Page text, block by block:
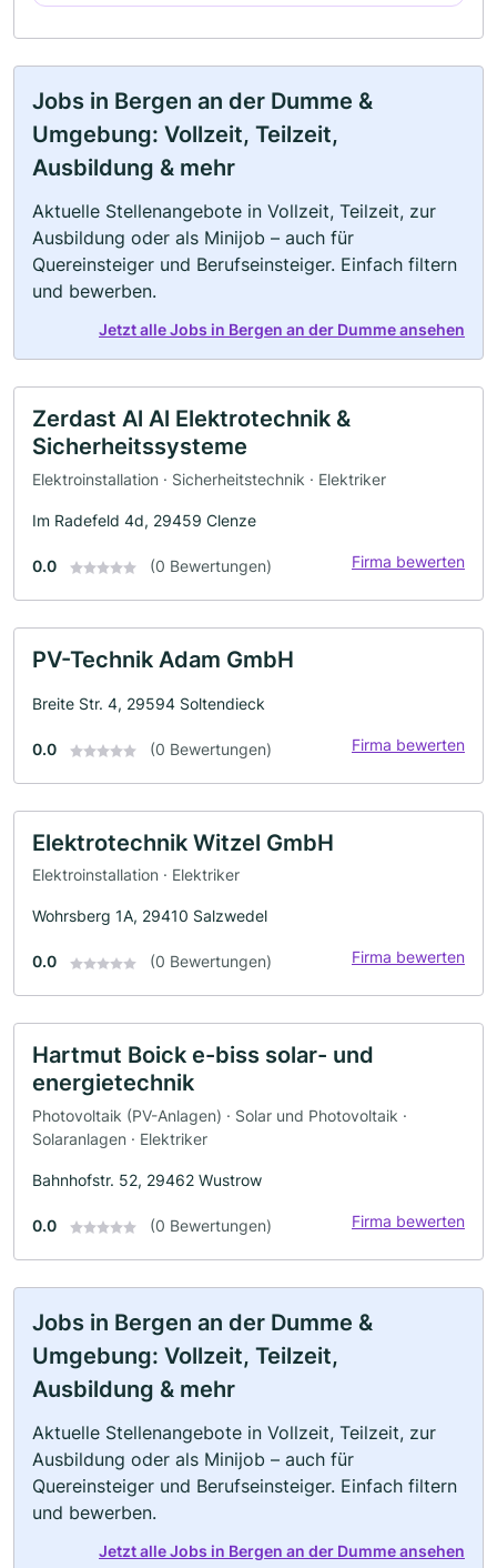
Jobs in Bergen an der Dumme &
Umgebung: Vollzeit, Teilzeit,
Ausbildung & mehr
Aktuelle Stellenangebote in Vollzeit, Teilzeit, zur
Ausbildung oder als Minijob – auch für
Quereinsteiger und Berufseinsteiger. Einfach filtern
und bewerben.
Jetzt alle Jobs in Bergen an der Dumme ansehen
Zerdast Al Al Elektrotechnik &
Sicherheitssysteme
Elektroinstallation · Sicherheitstechnik · Elektriker
Im Radefeld 4d, 29459 Clenze
0.0 (0 Bewertungen) Firma bewerten
PV-Technik Adam GmbH
Breite Str. 4, 29594 Soltendieck
0.0 (0 Bewertungen) Firma bewerten
Elektrotechnik Witzel GmbH
Elektroinstallation · Elektriker
Wohrsberg 1A, 29410 Salzwedel
0.0 (0 Bewertungen) Firma bewerten
Hartmut Boick e-biss solar- und
energietechnik
Photovoltaik (PV-Anlagen) · Solar und Photovoltaik ·
Solaranlagen · Elektriker
Bahnhofstr. 52, 29462 Wustrow
0.0 (0 Bewertungen) Firma bewerten
Jobs in Bergen an der Dumme &
Umgebung: Vollzeit, Teilzeit,
Ausbildung & mehr
Aktuelle Stellenangebote in Vollzeit, Teilzeit, zur
Ausbildung oder als Minijob – auch für
Quereinsteiger und Berufseinsteiger. Einfach filtern
und bewerben.
Jetzt alle Jobs in Bergen an der Dumme ansehen